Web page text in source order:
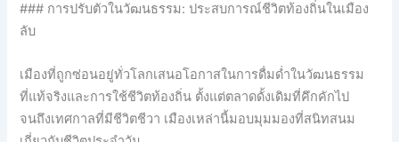
### การปรับตัวในวัฒนธรรม: ประสบการณ์ชีวิตท้องถิ่นในเมือง
ลับ
เมืองที่ถูกซ่อนอยู่ทั่วโลกเสนอโอกาสในการดื่มด่ำในวัฒนธรรม
ที่แท้จริงและการใช้ชีวิตท้องถิ่น ตั้งแต่ตลาดดั้งเดิมที่คึกคักไป
จนถึงเทศกาลที่มีชีวิตชีวา เมืองเหล่านี้มอบมุมมองที่สนิทสนม